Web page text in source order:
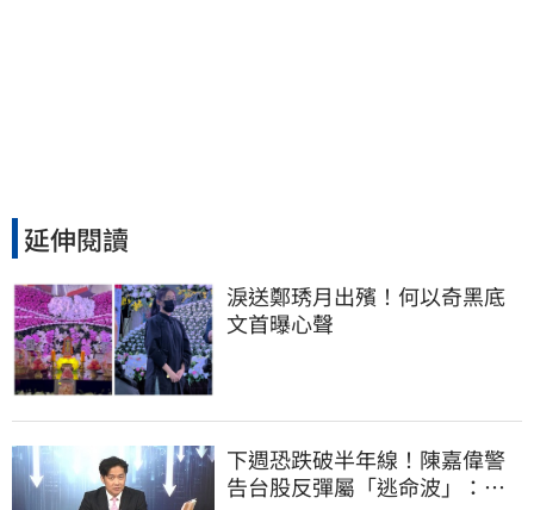
延伸閱讀
淚送鄭琇月出殯！何以奇黑底
文首曝心聲
下週恐跌破半年線！陳嘉偉警
告台股反彈屬「逃命波」：空